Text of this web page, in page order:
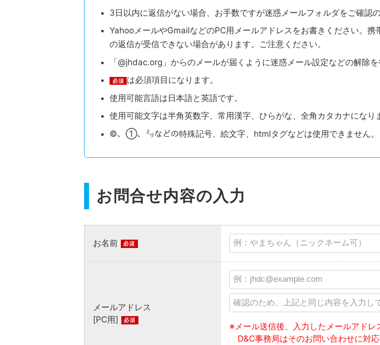
3日以内に返信がない場合、お手数ですが迷惑メールフォルダをご確認
YahooメールやGmailなどのPC用メールアドレスをお書きください。
の返信が受信できない場合があります。ご注意ください。
「@jhdac.org」からのメールが届くように迷惑メール設定などの解除を
必須 は必須項目になります。
使用可能言語は日本語と英語です。
使用可能文字は半角英数字、常用漢字、ひらがな、全角カタカナになり
©、①、㍉などの特殊記号、絵文字、htmlタグなどは使用できません。
お問合せ内容の入力
お名前 必須
メールアドレス
[PC用]
必須
メール送信後、入力したメールアド
D&C事務局はそのお問い合わせに対